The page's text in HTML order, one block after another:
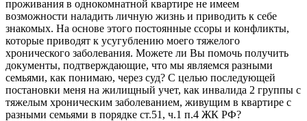
проживания в однокомнатной квартире не имеем
возможности наладить личную жизнь и приводить к себе
знакомых. На основе этого постоянные ссоры и конфликты,
которые приводят к усугублению моего тяжелого
хронического заболевания. Можете ли Вы помочь получить
документы, подтверждающие, что мы являемся разными
семьями, как понимаю, через суд? С целью последующей
постановки меня на жилищный учет, как инвалида 2 группы с
тяжелым хроническим заболеванием, живущим в квартире с
разными семьями в порядке ст.51, ч.1 п.4 ЖК РФ?